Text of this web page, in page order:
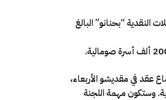
“بحنانو” البالغ
عقد في مقديشو الأربعاء،
وستكون مهمة اللجنة